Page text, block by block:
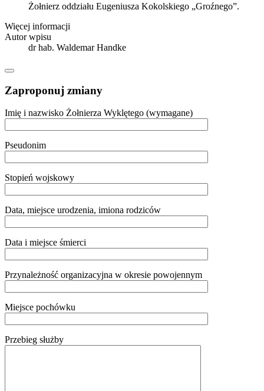
Żołnierz oddziału Eugeniusza Kokolskiego „Groźnego”.
Więcej informacji
Autor wpisu
dr hab. Waldemar Handke
Zaproponuj zmiany
Imię i nazwisko Żołnierza Wyklętego (wymagane)
Pseudonim
Stopień wojskowy
Data, miejsce urodzenia, imiona rodziców
Data i miejsce śmierci
Przynależność organizacyjna w okresie powojennym
Miejsce pochówku
Przebieg służby